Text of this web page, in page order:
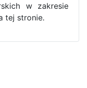
w zakresie
tej stronie.